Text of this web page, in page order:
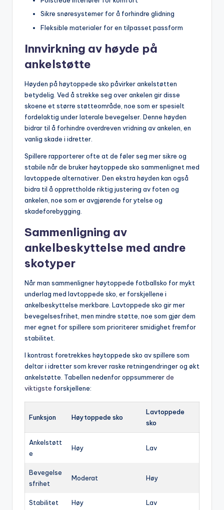
Sikre snøresystemer for å forhindre glidning
Fleksible materialer for en tilpasset passform
Innvirkning av høyde på
ankelstøtte
Høyden på høytoppede sko påvirker ankelstøtten
betydelig. Ved å strekke seg over ankelen gir disse
skoene et større støtteområde, noe som er spesielt
fordelaktig under laterale bevegelser. Denne høyden
bidrar til å forhindre overdreven vridning av ankelen, en
vanlig skade i idretter.
Spillere rapporterer ofte at de føler seg mer sikre og
stabile når de bruker høytoppede sko sammenlignet med
lavtoppede alternativer. Den ekstra høyden kan også
bidra til å opprettholde riktig justering av foten og
ankelen, noe som er avgjørende for ytelse og
skadeforebygging.
Sammenligning av
ankelbeskyttelse med andre
skotyper
Når man sammenligner høytoppede fotballsko for mykt
underlag med lavtoppede sko, er forskjellene i
ankelbeskyttelse merkbare. Lavtoppede sko gir mer
bevegelsesfrihet, men mindre støtte, noe som gjør dem
mer egnet for spillere som prioriterer smidighet fremfor
stabilitet.
I kontrast foretrekkes høytoppede sko av spillere som
deltar i idretter som krever raske retningendringer og økt
ankelstøtte. Tabellen nedenfor oppsummererde
viktigste forskjellene:
Funksjon Høytoppede sko
Lavtoppede
sko
Ankelstøtt
e
Høy Lav
Bevegelse
sfrihet
Moderat Høy
Stabilitet Høy Lav